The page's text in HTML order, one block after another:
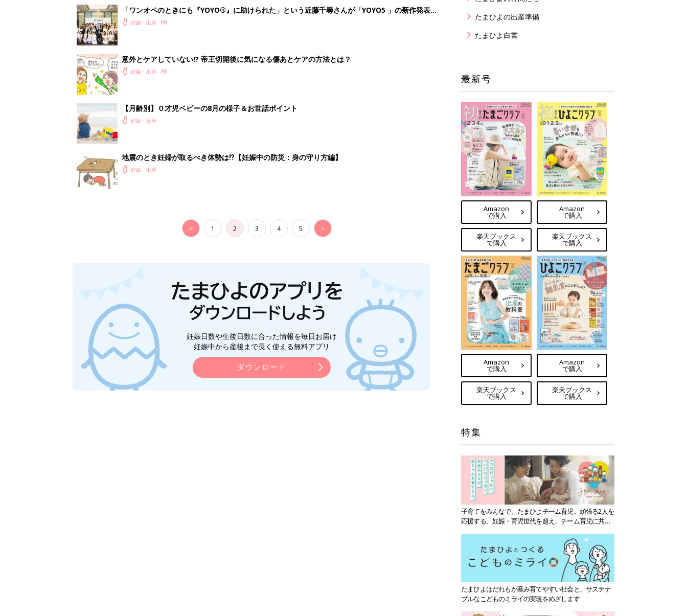
「ワンオペのときにも『YOYO®』に助けられた」という近藤千尋さんが「YOYO5 」の新作発表
会に登場。「YOYO®」を愛用し続けている魅力とは!?
妊娠・出産
意外とケアしていない!? 帝王切開後に気になる傷あとケアの方法とは？
妊娠・出産
【月齢別】０才児ベビーの8月の様子＆お世話ポイント
妊娠・出産
地震のとき妊婦が取るべき体勢は⁉︎【妊娠中の防災：身の守り方編】
妊娠・出産
< 1 2 3 4 5 >
妊娠日数や生後日数に合った情報を毎日お届け
妊娠中から産後まで長く使える無料アプリ
ダウンロード
たまひよの出産準備
たまひよ白書
最新号
Amazon
で購入
楽天ブックス
で購入
Amazon
で購入
楽天ブックス
で購入
Amazon
で購入
楽天ブックス
で購入
Amazon
で購入
楽天ブックス
で購入
特集
子育てをみんなで。たまひよチーム育児。頑張る2人を
応援する、妊娠・育児世代を超え、チーム育児に共感
たまひよはだれもが産み育てやすい社会と、サステナ
ブルなこどものミライの実現をめざします